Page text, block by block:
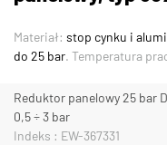
Materiał: stop cynku i
do 25 bar. Temperatura
Reduktor panelowy 25 bar
0,5 ÷ 3 bar
Indeks : EW-367331